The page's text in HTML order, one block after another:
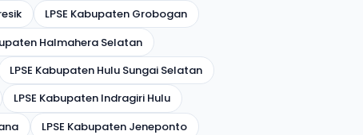
LPSE Kabupaten Grobogan
Halmahera Selatan
LPSE Kabupaten Hulu Sungai Selatan
LPSE Kabupaten Indragiri Hulu
LPSE Kabupaten Jeneponto